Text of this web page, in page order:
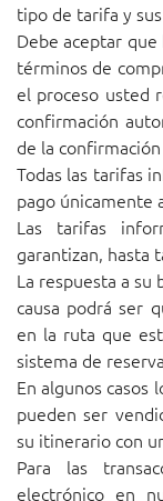
tipo de tarifa y
Debe aceptar
términos de
el proceso usted
confirmación
de la
Todas las tarifas
pago únicamente
Las tarifas
garantizan, hasta
La respuesta a su
causa podrá ser
en la ruta que
sistema de
En algunos casos
pueden ser
su itinerario con
Para las
electrónico en